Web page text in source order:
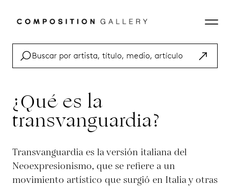
¿Qué es la
transvanguardia?
Transvanguardia es la versión italiana del
Neoexpresionismo, que se refiere a un
movimiento artístico que surgió en Italia y otras